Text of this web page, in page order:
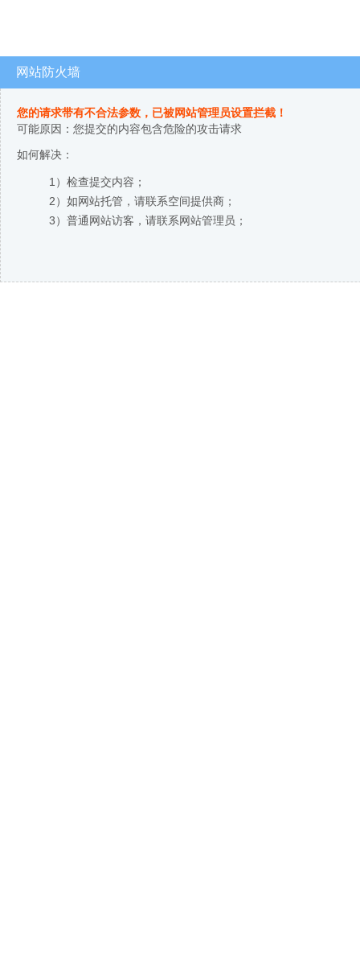
网站防火墙
您的请求带有不合法参数，已被网站管理员设置拦截！
可能原因：您提交的内容包含危险的攻击请求
如何解决：
1）检查提交内容；
2）如网站托管，请联系空间提供商；
3）普通网站访客，请联系网站管理员；